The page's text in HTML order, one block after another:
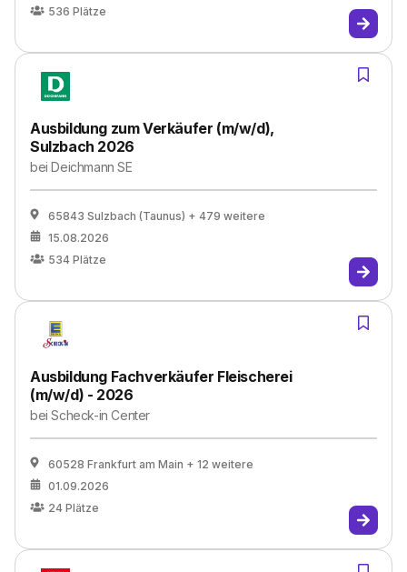
536 Plätze
Ausbildung zum Verkäufer (m/w/d),
Sulzbach 2026
beiDeichmann SE
65843 Sulzbach (Taunus) + 479 weitere
15.08.2026
534 Plätze
Ausbildung Fachverkäufer Fleischerei
(m/w/d) - 2026
beiScheck-in Center
60528 Frankfurt am Main + 12 weitere
01.09.2026
24 Plätze